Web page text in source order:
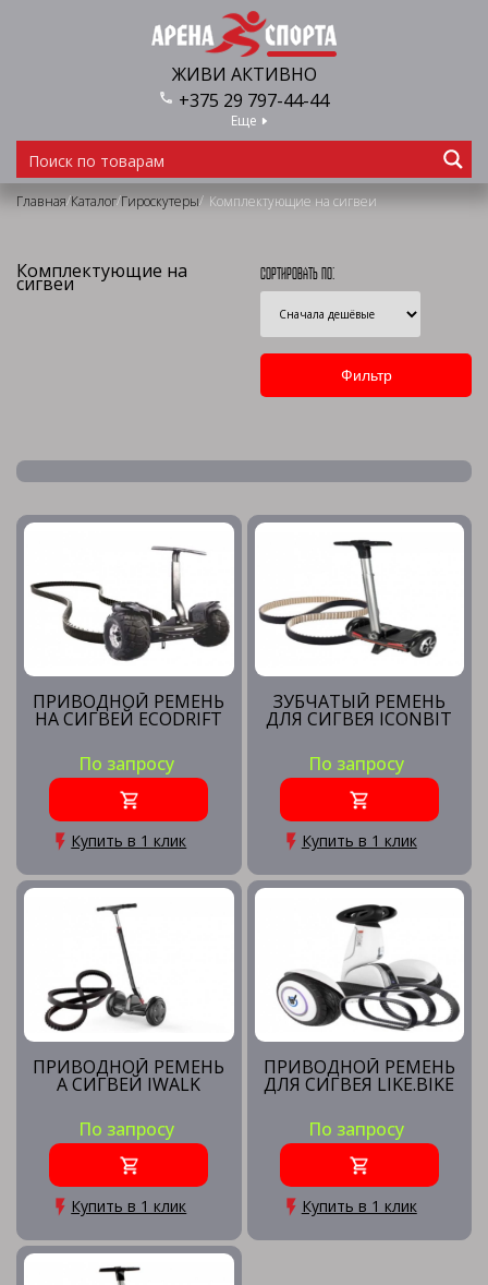
ЖИВИ АКТИВНО
+375 29 797-44-44
Еще
Главная/Каталог/Гироскутеры/ Комплектующие на сигвеи
Комплектующие на
сигвеи Сортировать по:
ПРИВОДНОЙ РЕМЕНЬ
НА СИГВЕЙ ECODRIFT
По запросу
Купить в 1 клик
ЗУБЧАТЫЙ РЕМЕНЬ
ДЛЯ СИГВЕЯ ICONBIT
По запросу
Купить в 1 клик
ПРИВОДНОЙ РЕМЕНЬ
А СИГВЕЙ IWALK
По запросу
Купить в 1 клик
ПРИВОДНОЙ РЕМЕНЬ
ДЛЯ СИГВЕЯ LIKE.BIKE
По запросу
Купить в 1 клик